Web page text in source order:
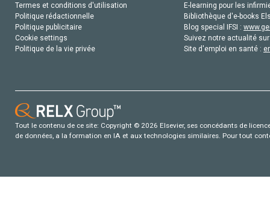
Termes et conditions d'utilisation
Politique rédactionnelle
Politique publicitaire
Cookie settings
Politique de la vie privée
E-learning pour les
Bibliothèque d'e-books
Blog special IFSI :
Suivez notre actualité
Site d'emploi en santé :
Tout le contenu de ce site: Copyright © 2026 Elsevier, ses concédants de
de données, a la formation en IA et aux technologies similaires. Pour tout